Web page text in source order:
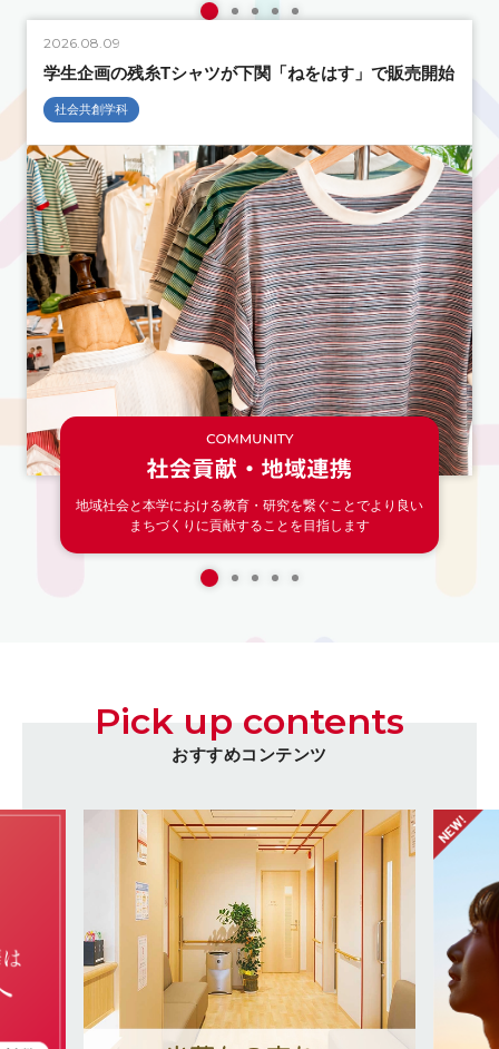
2026.08.09
学生企画の残糸Tシャツが下関「ねをはす」で販売開始
社会共創学科
地域社会と本学における教育・研究を繋ぐことでより良い
まちづくりに貢献することを目指します
Pick up contents
おすすめコンテンツ